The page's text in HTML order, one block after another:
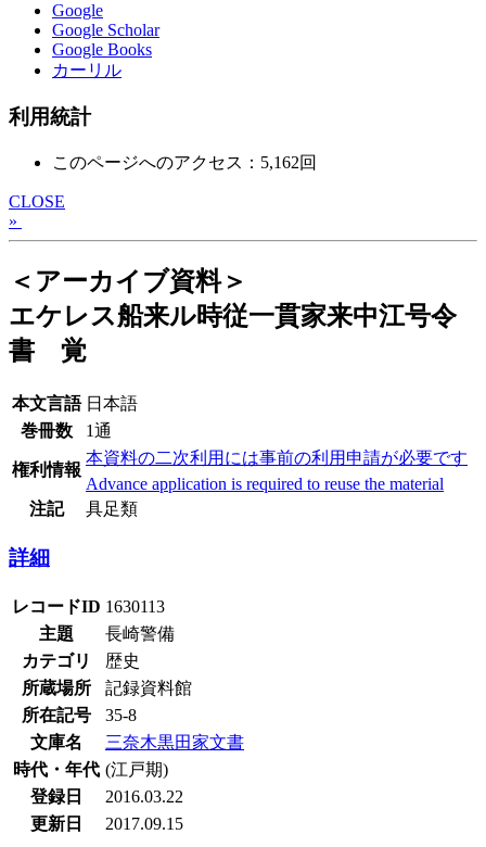
Google
Google Scholar
Google Books
カーリル
利用統計
このページへのアクセス：5,162回
CLOSE
»
＜アーカイブ資料＞
エケレス船来ル時従一貫家来中江号令
書 覚
本文言語 日本語
巻冊数
1通
権利情報
本資料の二次利用には事前の利用申請が必要です
Advance application is required to reuse the material
注記
具足類
詳細
レコードID 1630113
主題
長崎警備
カテゴリ
歴史
所蔵場所
記録資料館
所在記号
35-8
文庫名
三奈木黒田家文書
時代・年代 (江戸期)
登録日
2016.03.22
更新日
2017.09.15